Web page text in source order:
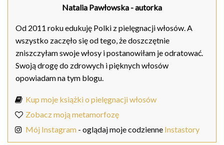
Natalia Pawłowska - autorka
Od 2011 roku edukuję Polki z pielęgnacji włosów. A
wszystko zaczęło się od tego, że doszczętnie
zniszczyłam swoje włosy i postanowiłam je odratować.
Swoją drogę do zdrowych i pięknych włosów
opowiadam na tym blogu.
Kup moje książki o pielęgnacji włosów
Zobacz moją metamorfozę
Mój Instagram - oglądaj moje codzienne Instastory